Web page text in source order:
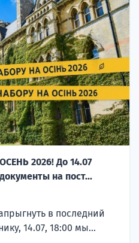
2026! До 14.07
на пост...
в последний
14.07, 18:00 мы...